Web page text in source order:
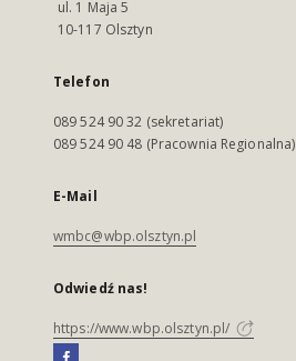
ul. 1 Maja 5
10-117 Olsztyn
Telefon
089 524 90 32 (sekretariat)
089 524 90 48 (Pracownia Regionalna)
E-Mail
wmbc@wbp.olsztyn.pl
Odwiedź nas!
https://www.wbp.olsztyn.pl/